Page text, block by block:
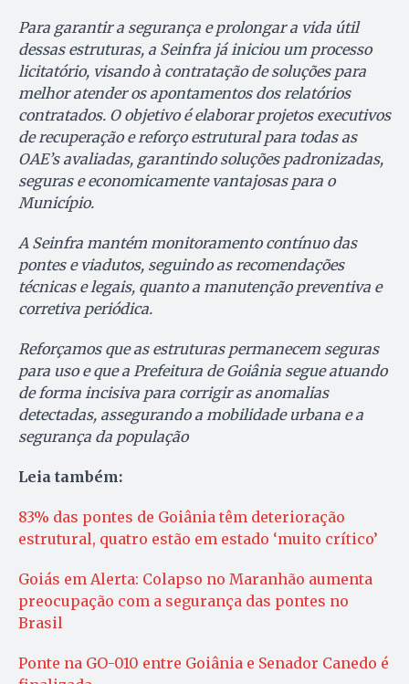
Para garantir a segurança e prolongar a vida útil
dessas estruturas, a Seinfra já iniciou um processo
licitatório, visando à contratação de soluções para
melhor atender os apontamentos dos relatórios
contratados. O objetivo é elaborar projetos executivos
de recuperação e reforço estrutural para todas as
OAE’s avaliadas, garantindo soluções padronizadas,
seguras e economicamente vantajosas para o
Município.
A Seinfra mantém monitoramento contínuo das
pontes e viadutos, seguindo as recomendações
técnicas e legais, quanto a manutenção preventiva e
corretiva periódica.
Reforçamos que as estruturas permanecem seguras
para uso e que a Prefeitura de Goiânia segue atuando
de forma incisiva para corrigir as anomalias
detectadas, assegurando a mobilidade urbana e a
segurança da população
Leia também:
83% das pontes de Goiânia têm deterioração
estrutural, quatro estão em estado ‘muito crítico’
Goiás em Alerta: Colapso no Maranhão aumenta
preocupação com a segurança das pontes no
Brasil
Ponte na GO-010 entre Goiânia e Senador Canedo é